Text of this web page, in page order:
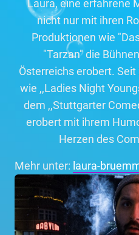
Laura, eine erfahrene
nicht nur mit ihren
Produktionen wie
"Tarzan" die
Österreichs erobert.
wie ,,Ladies Night
dem ,,Stuttgarter
erobert mit ihrem
Herzen des
Mehr unter: laura-